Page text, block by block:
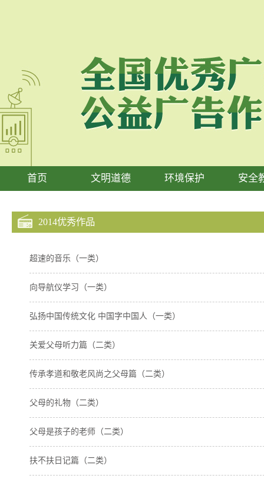
首页 文明道德 环境保护 安全
2014优秀作品
超速的音乐（一类）
向导航仪学习（一类）
弘扬中国传统文化 中国字中国人（一类）
关爱父母听力篇（二类）
传承孝道和敬老风尚之父母篇（二类）
父母的礼物（二类）
父母是孩子的老师（二类）
扶不扶日记篇（二类）